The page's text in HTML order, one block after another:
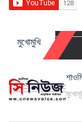
মুখোমুখি